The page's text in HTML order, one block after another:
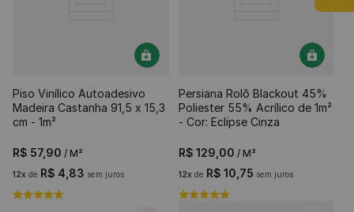
Piso Vinílico Autoadesivo
Madeira Castanha 91,5 x 15,3
cm - 1m²
R$ 57, 90 / M²
12x de R$ 4 83 sem juros
Persiana Rolô Blackout 45%
Poliester 55% Acrílico de 1m²
- Cor: Eclipse Cinza
R$ 129 00 / M²
12x de R$ 10 75 sem juros